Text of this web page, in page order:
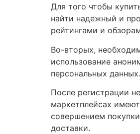
Для того чтобы
найти надежный и
рейтингами и
Во-вторых,
использование
персональных данных.
После регистрации
маркетплейсах
совершением
доставки.